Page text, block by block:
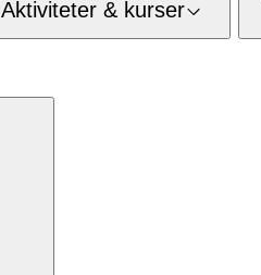
Aktiviteter & kurser